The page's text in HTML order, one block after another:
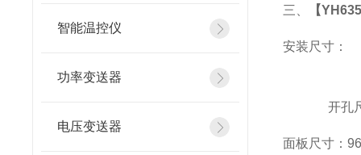
智能温控仪
功率变送器
电压变送器
三、 【
安装尺寸：
开孔
面板尺寸：